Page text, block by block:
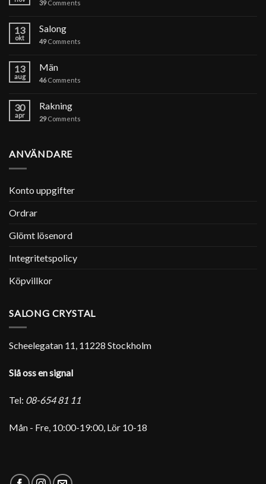
39Comments
13
okt
Salong
49Comments
13
aug
Män
46Comments
30
apr
Rakning
29Comments
ANVÄNDARE
Konto uppgifter
Ordrar
Glömt lösenord
Integritetspolicy
Köpvillkor
SALONG CRYSTAL
Scheelegatan 11, 11228 Stockholm
Slå oss en signal
Tel: 08-654 81 11
Mån - Fre, 10:00-19:00, Lör 10-18